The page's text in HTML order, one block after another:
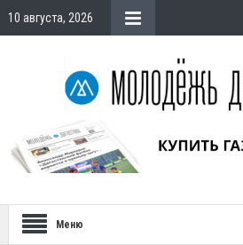
10 августа, 2026
Меню